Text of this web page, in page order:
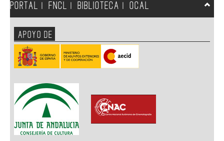
PORTAL
FNCL BIBLIOTECA OCAL
APOYO DE